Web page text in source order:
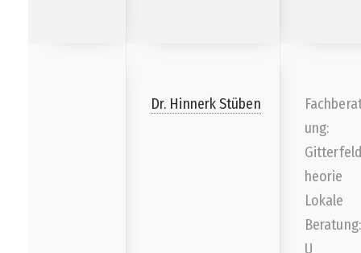
Dr. Hinnerk Stüben
ung:
heorie
Lokale
Beratung:
U